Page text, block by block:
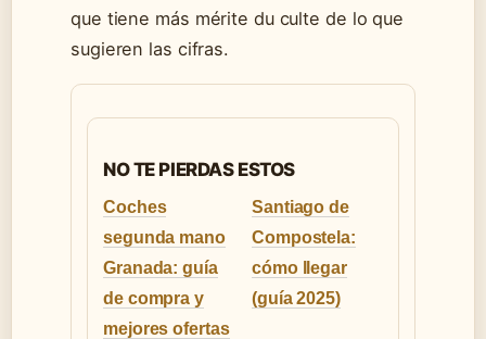
que tiene más mérite du culte de lo que
sugieren las cifras.
NO TE PIERDAS ESTOS
Coches
segunda mano
Granada: guía
de compra y
mejores ofertas
Santiago de
Compostela:
cómo llegar
(guía 2025)